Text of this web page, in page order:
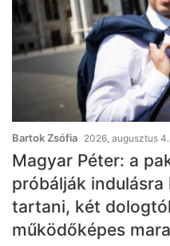
Bartok Zsófia 2026, augusztus
Magyar Péter: a
próbálják
tartani, két
működőképes